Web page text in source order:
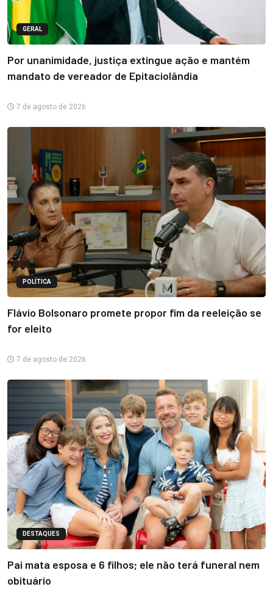
GERAL
Por unanimidade, justiça extingue ação e mantém
mandato de vereador de Epitaciolândia
7 de agosto de 2026
POLÍTICA
Flávio Bolsonaro promete propor fim da reeleição se
for eleito
7 de agosto de 2026
DESTAQUES
Pai mata esposa e 6 filhos; ele não terá funeral nem
obituário